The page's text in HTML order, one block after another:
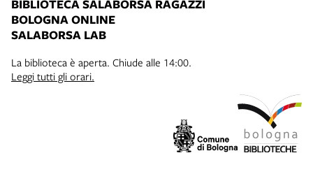
BIBLIOTECA SALABORSA RAGAZZI
BOLOGNA ONLINE
SALABORSA LAB
La biblioteca è aperta. Chiude alle 14:00.
Leggi tutti gli orari.